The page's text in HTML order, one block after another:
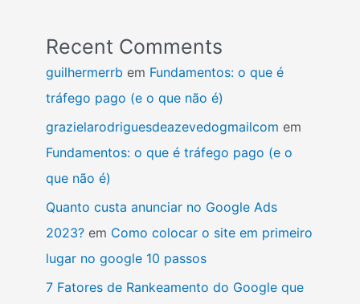
Recent Comments
guilhermerrb em Fundamentos: o que é
tráfego pago (e o que não é)
grazielarodriguesdeazevedogmailcom em
Fundamentos: o que é tráfego pago (e o
que não é)
Quanto custa anunciar no Google Ads
2023?em Como colocar o site em primeiro
lugar no google 10 passos
7 Fatores de Rankeamento do Google que